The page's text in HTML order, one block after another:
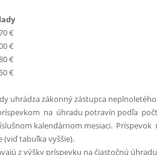
€
€
€
€
uhrádza zákonný zástupca neplnoletého
na úhradu potravín podľa
kalendárnom mesiaci. Príspevok
(viď tabuľka vyššie).
z výšky príspevku na čiastočnú úhradu